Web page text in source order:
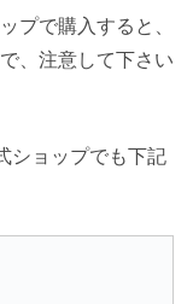
プで購入すると、
、注意して下さい
ショップでも下記